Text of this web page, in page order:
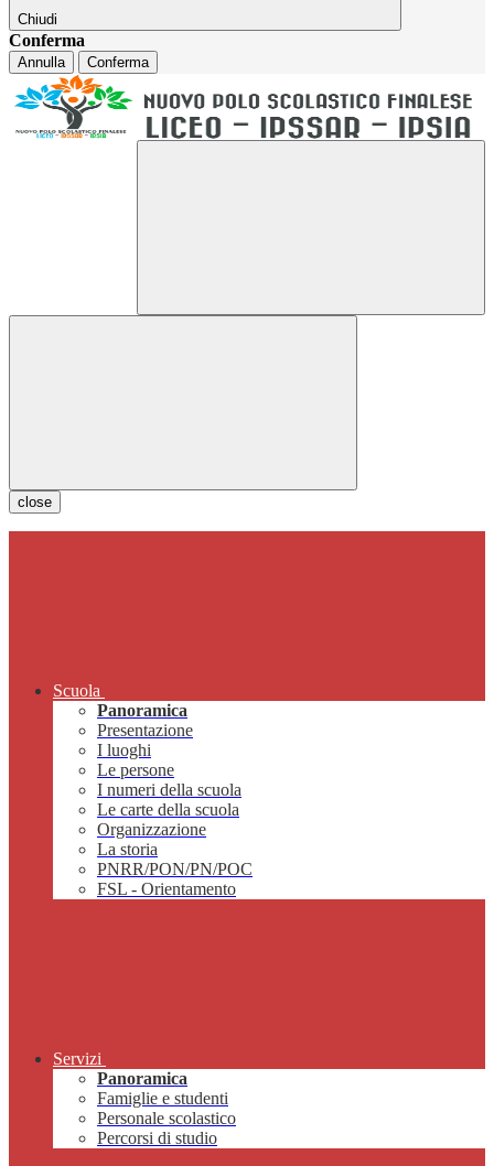
Chiudi
Conferma
Annulla Conferma
close
Scuola
Panoramica
Presentazione
I luoghi
Le persone
I numeri della scuola
Le carte della scuola
Organizzazione
La storia
PNRR/PON/PN/POC
FSL - Orientamento
Servizi
Panoramica
Famiglie e studenti
Personale scolastico
Percorsi di studio